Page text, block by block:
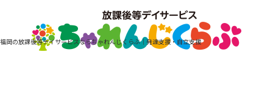
福岡の放課後等デイサービスならちゃれんじくらぶ｜発達支援・自立支援
コラム